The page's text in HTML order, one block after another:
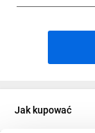
Jak kupować